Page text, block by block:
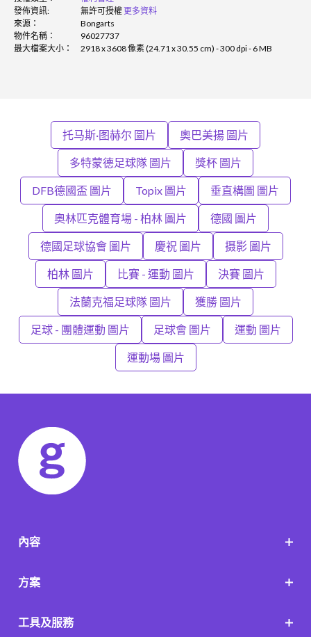
發佈資訊:
無許可授權更多資料
來源：
Bongarts
物件名稱：
96027737
最大檔案大小：
2918 x 3608 像素 (24.71 x 30.55 cm) - 300 dpi - 6 MB
托马斯·图赫尔 圖片 奧巴美揚 圖片
多特蒙德足球隊 圖片 獎杯 圖片
DFB德國盃 圖片 Topix 圖片 垂直構圖 圖片
奧林匹克體育場 - 柏林 圖片 德國 圖片
德國足球協會 圖片 慶祝 圖片 摄影 圖片
柏林 圖片 比賽 - 運動 圖片 決賽 圖片
法蘭克福足球隊 圖片 獲勝 圖片
足球 - 團體運動 圖片 足球會 圖片 運動 圖片
運動場 圖片
內容
方案
工具及服務